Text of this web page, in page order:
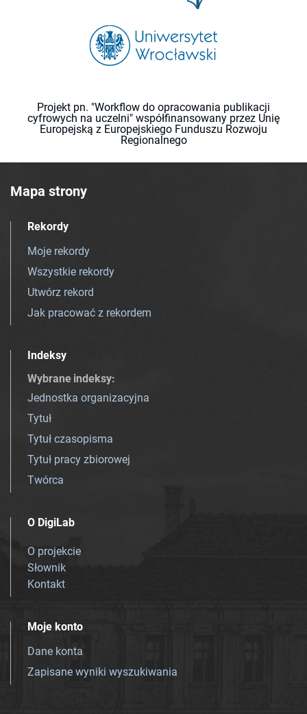
Projekt pn. "Workflow do opracowania publikacji
cyfrowych na uczelni" współfinansowany przez Unię
Europejską z Europejskiego Funduszu Rozwoju
Regionalnego
Mapa strony
Rekordy
Moje rekordy
Wszystkie rekordy
Utwórz rekord
Jak pracować z rekordem
Indeksy
Wybrane indeksy:
Jednostka organizacyjna
Tytuł
Tytuł czasopisma
Tytuł pracy zbiorowej
Twórca
O DigiLab
O projekcie
Słownik
Kontakt
Moje konto
Dane konta
Zapisane wyniki wyszukiwania